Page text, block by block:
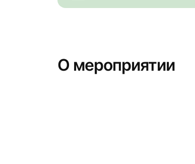
О мероприятии